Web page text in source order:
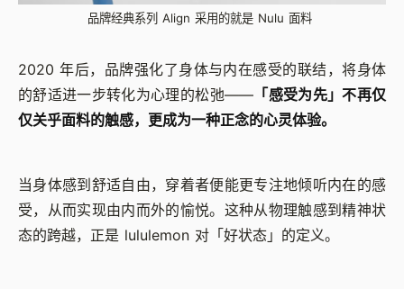
品牌经典系列 Align 采用的就是 Nulu 面料
2020 年后，品牌强化了身体与内在感受的联结，将身体
的舒适进一步转化为心理的松弛——「感受为先」不再仅
仅关乎面料的触感，更成为一种正念的心灵体验。
当身体感到舒适自由，穿着者便能更专注地倾听内在的感
受，从而实现由内而外的愉悦。这种从物理触感到精神状
态的跨越，正是 lululemon 对「好状态」的定义。